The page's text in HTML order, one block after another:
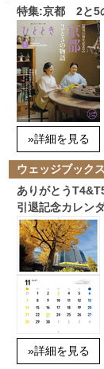
特集:京都 2と5
»詳細を見る
ウェッジブックス
ありがとう
引退記念カレン
»詳細を見る